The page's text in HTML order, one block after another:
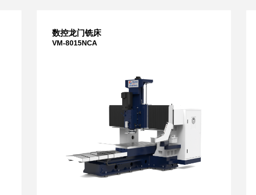
数控龙门铣床
VM-8015NCA